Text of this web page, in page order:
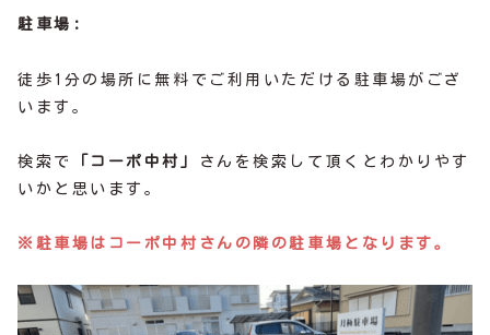
駐車場:
徒歩1分の場所に無料でご利用いただける駐車場がござ
います。
検索で 「コーポ中村」
さんを検索して頂くとわかりやす
いかと思います。
※駐車場はコーポ中村さんの隣の駐車場となります。